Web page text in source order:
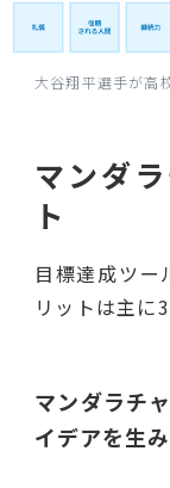
大谷翔平選手が高
マンダ
ト
目標達成ツー
リットは主に
マンダラチ
イデアを生